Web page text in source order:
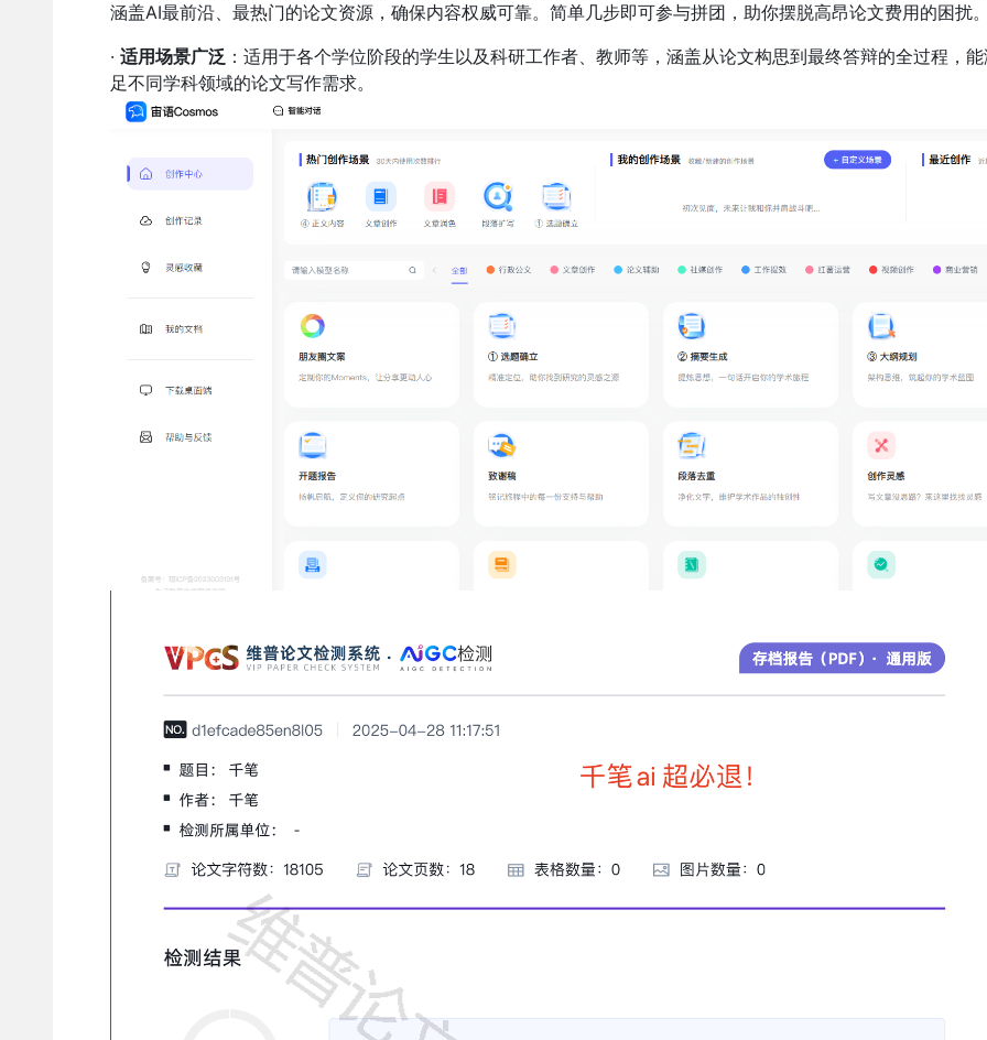
涵盖AI最前沿、最热门的论文资源，确保内容权威可靠。简单几步即可参与拼团，助你摆脱高昂论文费用的困扰。
· 适用场景广泛 ：适用于各个学位阶段的学生以及科研工作者、教师等，涵盖从论文构思到最终答辩的全过程，
足不同学科领域的论文写作需求。